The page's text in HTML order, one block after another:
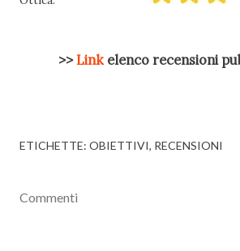
>> Link elenco recensioni
ETICHETTE: OBIETTIVI RECENSIONI
Commenti